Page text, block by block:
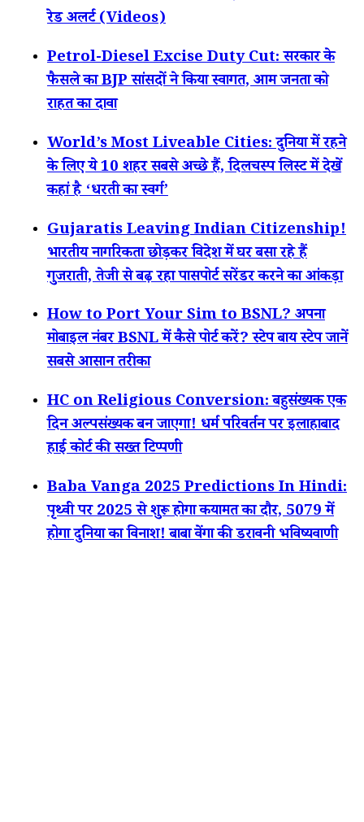
रेड अलर्ट (Videos)
Petrol-Diesel Excise Duty Cut: सरकार के
फैसले का BJP सांसदों ने किया स्वागत, आम जनता को
राहत का दावा
World’s Most Liveable Cities: दुनिया में रहने
के लिए ये 10 शहर सबसे अच्छे हैं, दिलचस्प लिस्ट में देखें
कहां है ‘धरती का स्वर्ग’
Gujaratis Leaving Indian Citizenship!
भारतीय नागरिकता छोड़कर विदेश में घर बसा रहे हैं
गुजराती, तेजी से बढ़ रहा पासपोर्ट सरेंडर करने का आंकड़ा
How to Port Your Sim to BSNL? अपना
मोबाइल नंबर BSNL में कैसे पोर्ट करें? स्टेप बाय स्टेप जानें
सबसे आसान तरीका
HC on Religious Conversion: बहुसंख्यक एक
दिन अल्पसंख्यक बन जाएगा! धर्म परिवर्तन पर इलाहाबाद
हाई कोर्ट की सख्त टिप्पणी
Baba Vanga 2025 Predictions In Hindi:
पृथ्वी पर 2025 से शुरू होगा कयामत का दौर, 5079 में
होगा दुनिया का विनाश! बाबा वेंगा की डरावनी भविष्यवाणी